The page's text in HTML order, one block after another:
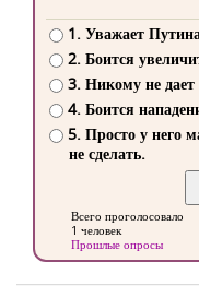
1. Уважает
2. Боится
3. Никому не дает
4. Боится
5. Просто у него
не сделать.
Всего проголосовало
1 человек
Прошлые опросы